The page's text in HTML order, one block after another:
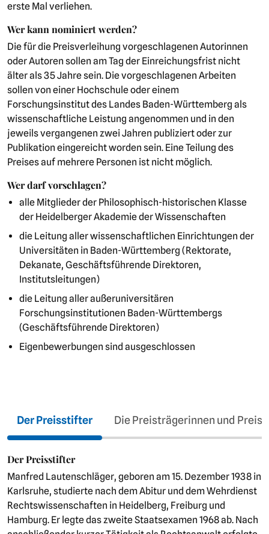
erste Mal verliehen.
Wer kann nominiert werden?
Die für die Preisverleihung vorgeschlagenen Autorinnen
oder Autoren sollen am Tag der Einreichungsfrist nicht
älter als 35 Jahre sein. Die vorgeschlagenen Arbeiten
sollen von einer Hochschule oder einem
Forschungsinstitut des Landes Baden-Württemberg als
wissenschaftliche Leistung angenommen und in den
jeweils vergangenen zwei Jahren publiziert oder zur
Publikation eingereicht worden sein. Eine Teilung des
Preises auf mehrere Personen ist nicht möglich.
Wer darf vorschlagen?
alle Mitglieder der Philosophisch-historischen Klasse
der Heidelberger Akademie der Wissenschaften
die Leitung aller wissenschaftlichen Einrichtungen der
Universitäten in Baden-Württemberg (Rektorate,
Dekanate, Geschäftsführende Direktoren,
Institutsleitungen)
die Leitung aller außeruniversitären
Forschungsinstitutionen Baden-Württembergs
(Geschäftsführende Direktoren)
Eigenbewerbungen sind ausgeschlossen
Der Preisstifter Die Preisträgerinnen und
Der Preisstifter
Manfred Lautenschläger, geboren am 15. Dezember 1938 in
Karlsruhe, studierte nach dem Abitur und dem Wehrdienst
Rechtswissenschaften in Heidelberg, Freiburg und
Hamburg. Er legte das zweite Staatsexamen 1968 ab. Nach